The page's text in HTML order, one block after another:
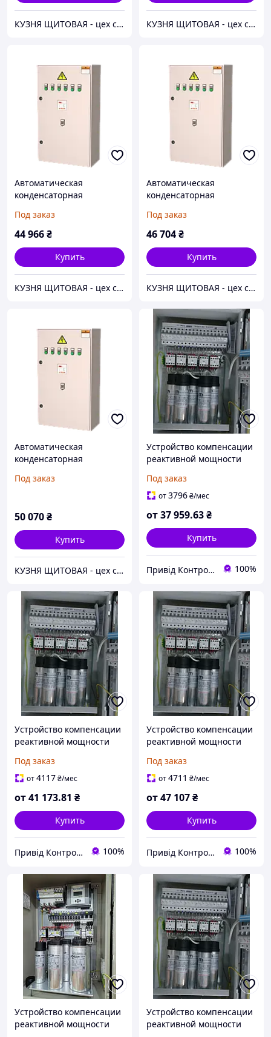
КУЗНЯ ЩИТОВАЯ - цех сборки электрощитов и щитов автоматики КУЗНЯ ЩИТОВАЯ - цех сборки электрощитов и щитов автоматики
Автоматическая
конденсаторная
10-31УЗ
Под заказ
44 966₴
Купить
КУЗНЯ ЩИТОВАЯ - цех сборки электрощитов и щитов автоматики
Автоматическая
конденсаторная
7-5-31УЗ
Под заказ
46 704₴
Купить
КУЗНЯ ЩИТОВАЯ - цех сборки электрощитов и щитов автоматики
Автоматическая
конденсаторная
7-10-31УЗ
Под заказ
50 070₴
Купить
КУЗНЯ ЩИТОВАЯ - цех сборки электрощитов и щитов автоматики
Устройство компенсации
реактивной мощности
Под заказ
от3796₴/мес
от37 959.63₴
Купить
Привід Контроль 100%
Устройство компенсации
реактивной мощности
Под заказ
от4117₴/мес
от41 173.81 ₴
Купить
Привід Контроль 100%
Устройство компенсации
реактивной мощности
Под заказ
от4711 ₴/мес
от47 107₴
Купить
Привід Контроль 100%
Устройство компенсации
реактивной мощности
Устройство компенсации
реактивной мощности